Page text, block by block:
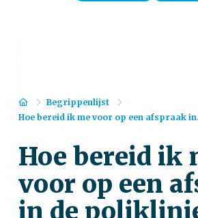
HomeBegrippenlijst
Hoe bereid ik me voor op een afspraak
Hoe bereid ik
voor op een
in de